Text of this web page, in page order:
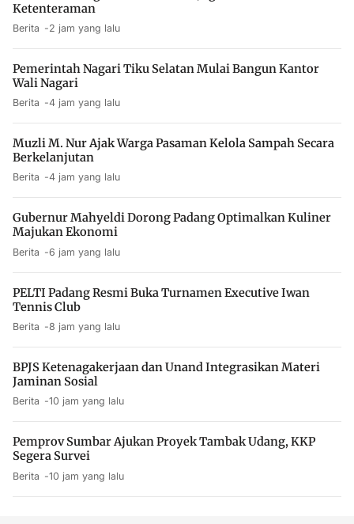
Ketenteraman
Berita 2 jam yang lalu
Pemerintah Nagari Tiku Selatan Mulai Bangun Kantor
Wali Nagari
Berita 4 jam yang lalu
Muzli M. Nur Ajak Warga Pasaman Kelola Sampah Secara
Berkelanjutan
Berita 4 jam yang lalu
Gubernur Mahyeldi Dorong Padang Optimalkan Kuliner
Majukan Ekonomi
Berita 6 jam yang lalu
PELTI Padang Resmi Buka Turnamen Executive Iwan
Tennis Club
Berita 8 jam yang lalu
BPJS Ketenagakerjaan dan Unand Integrasikan Materi
Jaminan Sosial
Berita 10 jam yang lalu
Pemprov Sumbar Ajukan Proyek Tambak Udang, KKP
Segera Survei
Berita 10 jam yang lalu